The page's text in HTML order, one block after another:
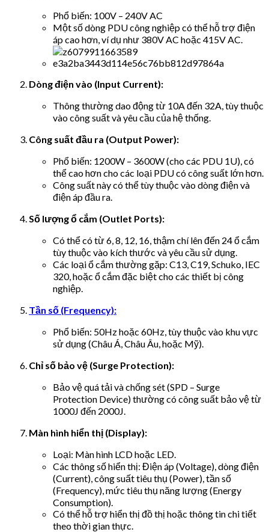
Phổ biến: 100V – 240V AC
Một số dòng PDU công nghiệp có thể hỗ trợ điện
áp cao hơn, ví dụ như 380V AC hoặc 415V AC.
Dòng điện vào (Input Current):
Thông thường dao động từ 10A đến 32A, tùy thuộc
vào công suất và yêu cầu của hệ thống.
Công suất đầu ra (Output Power):
Phổ biến: 1200W – 3600W (cho các PDU 1U), có
thể cao hơn cho các loại PDU có công suất lớn hơn.
Công suất này có thể tùy thuộc vào dòng điện và
điện áp đầu ra.
Số lượng ổ cắm (Outlet Ports):
Có thể có từ 6, 8, 12, 16, thậm chí lên đến 24 ổ cắm
tùy thuộc vào kích thước và yêu cầu sử dụng.
Các loại ổ cắm thường gặp: C13, C19, Schuko, IEC
320, hoặc ổ cắm đặc biệt cho các thiết bị công
nghiệp.
Tần số (Frequency):
Phổ biến: 50Hz hoặc 60Hz, tùy thuộc vào khu vực
sử dụng (Châu Á, Châu Âu, hoặc Mỹ).
Chỉ số bảo vệ (Surge Protection):
Bảo vệ quá tải và chống sét (SPD – Surge
Protection Device) thường có công suất bảo vệ từ
1000J đến 2000J.
Màn hình hiển thị (Display):
Loại: Màn hình LCD hoặc LED.
Các thông số hiển thị: Điện áp (Voltage), dòng điện
(Current), công suất tiêu thụ (Power), tần số
(Frequency), mức tiêu thụ năng lượng (Energy
Consumption).
Có thể hỗ trợ hiển thị đồ thị hoặc thông tin chi tiết
theo thời gian thực.